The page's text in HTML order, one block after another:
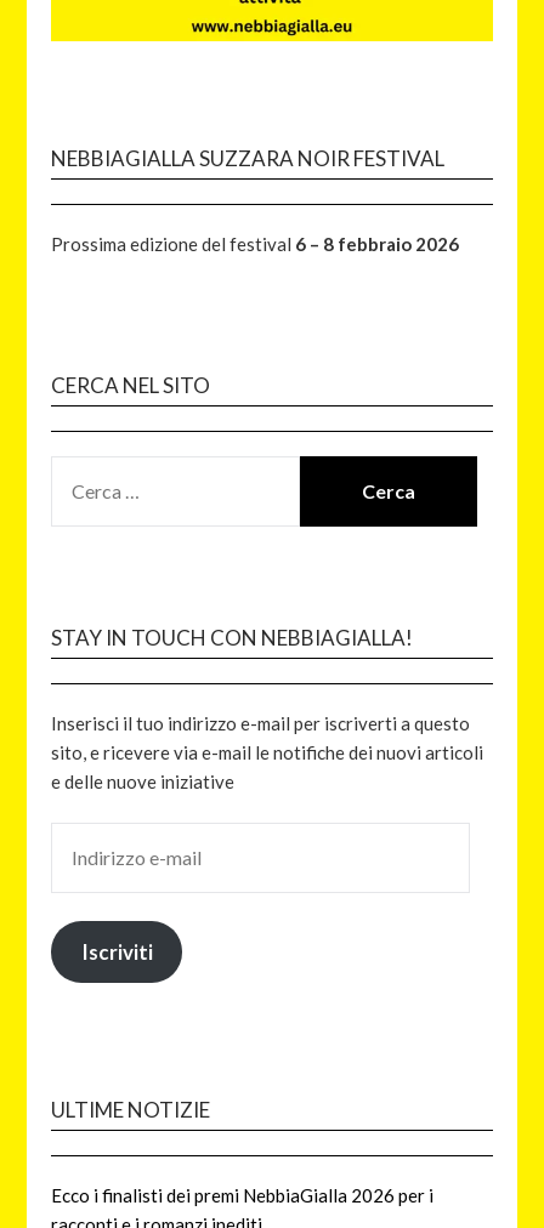
NEBBIAGIALLA SUZZARA NOIR FESTIVAL
Prossima edizione del festival 6 – 8 febbraio 2026
CERCA NEL SITO
STAY IN TOUCH CON NEBBIAGIALLA!
Inserisci il tuo indirizzo e-mail per iscriverti a questo
sito, e ricevere via e-mail le notifiche dei nuovi articoli
e delle nuove iniziative
Iscriviti
ULTIME NOTIZIE
Ecco i finalisti dei premi NebbiaGialla 2026 per i